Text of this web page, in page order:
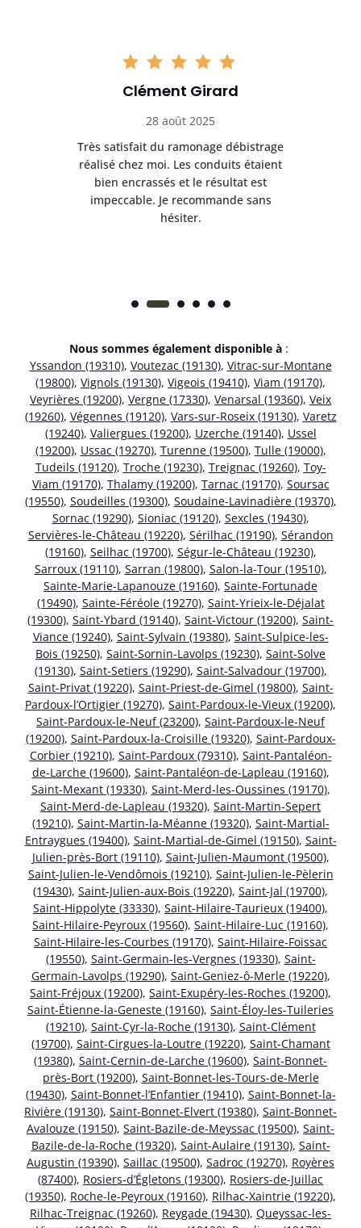
Clément Girard
28 août 2025
Très satisfait du ramonage débistrage
réalisé chez moi. Les conduits étaient
bien encrassés et le résultat est
impeccable. Je recommande sans
hésiter.
Nous sommes également disponible à :
Yssandon (19310), Voutezac (19130), Vitrac-sur-Montane
(19800), Vignols (19130), Vigeois (19410), Viam (19170),
Veyrières (19200), Vergne (17330), Venarsal (19360), Veix
(19260), Végennes (19120), Vars-sur-Roseix (19130), Varetz
(19240), Valiergues (19200), Uzerche (19140), Ussel
(19200), Ussac (19270), Turenne (19500), Tulle (19000),
Tudeils (19120), Troche (19230), Treignac (19260), Toy-
Viam (19170), Thalamy (19200), Tarnac (19170), Soursac
(19550), Soudeilles (19300), Soudaine-Lavinadière (19370),
Sornac (19290), Sioniac (19120), Sexcles (19430),
Servières-le-Château (19220), Sérilhac (19190), Sérandon
(19160), Seilhac (19700), Ségur-le-Château (19230),
Sarroux (19110), Sarran (19800), Salon-la-Tour (19510),
Sainte-Marie-Lapanouze (19160), Sainte-Fortunade
(19490), Sainte-Féréole (19270), Saint-Yrieix-le-Déjalat
(19300), Saint-Ybard (19140), Saint-Victour (19200), Saint-
Viance (19240), Saint-Sylvain (19380), Saint-Sulpice-les-
Bois (19250), Saint-Sornin-Lavolps (19230), Saint-Solve
(19130), Saint-Setiers (19290), Saint-Salvadour (19700),
Saint-Privat (19220), Saint-Priest-de-Gimel (19800), Saint-
Pardoux-l’Ortigier (19270), Saint-Pardoux-le-Vieux (19200),
Saint-Pardoux-le-Neuf (23200), Saint-Pardoux-le-Neuf
(19200), Saint-Pardoux-la-Croisille (19320), Saint-Pardoux-
Corbier (19210), Saint-Pardoux (79310), Saint-Pantaléon-
de-Larche (19600), Saint-Pantaléon-de-Lapleau (19160),
Saint-Mexant (19330), Saint-Merd-les-Oussines (19170),
Saint-Merd-de-Lapleau (19320), Saint-Martin-Sepert
(19210), Saint-Martin-la-Méanne (19320), Saint-Martial-
Entraygues (19400), Saint-Martial-de-Gimel (19150), Saint-
Julien-près-Bort (19110), Saint-Julien-Maumont (19500),
Saint-Julien-le-Vendômois (19210), Saint-Julien-le-Pèlerin
(19430), Saint-Julien-aux-Bois (19220), Saint-Jal (19700),
Saint-Hippolyte (33330), Saint-Hilaire-Taurieux (19400),
Saint-Hilaire-Peyroux (19560), Saint-Hilaire-Luc (19160),
Saint-Hilaire-les-Courbes (19170), Saint-Hilaire-Foissac
(19550), Saint-Germain-les-Vergnes (19330), Saint-
Germain-Lavolps (19290), Saint-Geniez-ô-Merle (19220),
Saint-Fréjoux (19200), Saint-Exupéry-les-Roches (19200),
Saint-Étienne-la-Geneste (19160), Saint-Éloy-les-Tuileries
(19210), Saint-Cyr-la-Roche (19130), Saint-Clément
(19700), Saint-Cirgues-la-Loutre (19220), Saint-Chamant
(19380), Saint-Cernin-de-Larche (19600), Saint-Bonnet-
près-Bort (19200), Saint-Bonnet-les-Tours-de-Merle
(19430), Saint-Bonnet-l’Enfantier (19410), Saint-Bonnet-la-
Rivière (19130), Saint-Bonnet-Elvert (19380), Saint-Bonnet-
Avalouze (19150), Saint-Bazile-de-Meyssac (19500), Saint-
Bazile-de-la-Roche (19320), Saint-Aulaire (19130), Saint-
Augustin (19390), Saillac (19500), Sadroc (19270), Royères
(87400), Rosiers-d’Égletons (19300), Rosiers-de-Juillac
(19350), Roche-le-Peyroux (19160), Rilhac-Xaintrie (19220),
Rilhac-Treignac (19260), Reygade (19430), Queyssac-les-